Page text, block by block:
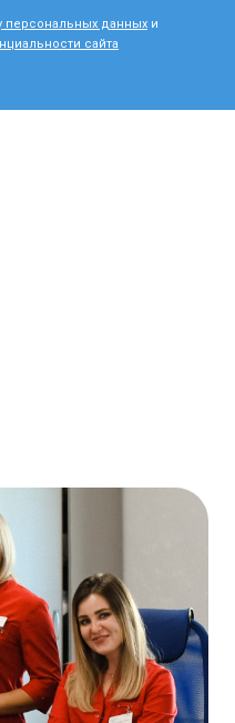
персональных данных и
сайта